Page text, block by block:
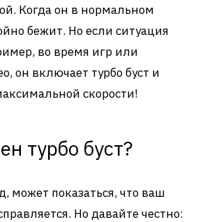
Когда он в нормальном
бежит. Но если ситуация
во время игр или
он включает турбо буст и
скорости!
турбо буст?
может показаться, что ваш
Но давайте честно: